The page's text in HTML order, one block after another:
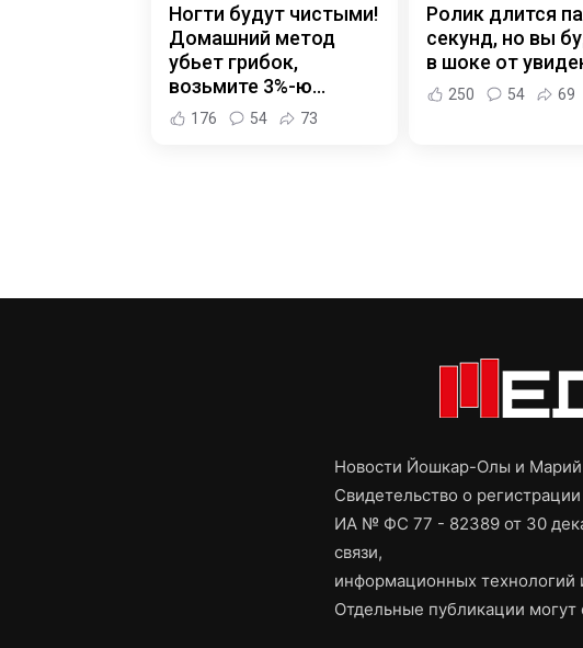
Ногти будут чистыми!
Домашний метод
убьет грибок,
возьмите 3%-ю…
176 54 73
Ролик длится
секунд, но вы
в шоке от
250 54 69
Новости Йошкар-Олы и
Свидетельство о
ИА № ФС 77 - 82389 от 30
связи,
информационных
Отдельные публикации